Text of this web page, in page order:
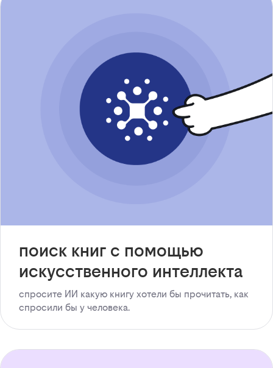
поиск книг с помощью
искусственного интеллекта
спросите ИИ какую книгу хотели бы прочитать, как
спросили бы у человека.